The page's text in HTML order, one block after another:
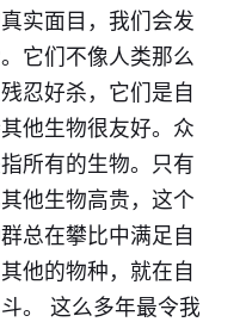
实面目，我们会发
它们不像人类那么
忍好杀，它们是自
他生物很友好。众
所有的生物。只有
他生物高贵，这个
总在攀比中满足自
他的物种，就在自
。 这么多年最令我